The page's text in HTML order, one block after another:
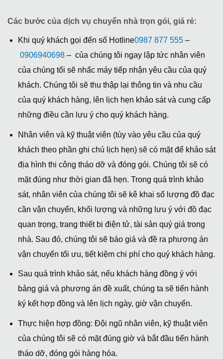
Các bước của dịch vụ chuyển nhà trọn gói, giá rẻ:
Khi quý khách gọi đến số Hotline0987 877 555–
0906940698– của chúng tôi ngay lập tức nhân viên
của chúng tối sẽ nhấc máy tiếp nhận yêu cầu của quý
khách. Chúng tôi sẽ thu thập lại thông tin và nhu cầu
của quý khách hàng, lên lịch hẹn khảo sát và cung cấp
những điều cần lưu ý cho quý khách hàng.
Nhân viên và kỹ thuật viên (tùy vào yêu cầu của quý
khách theo phần ghi chú lịch hẹn) sẽ có mặt để khảo sát
địa hình thi công tháo dỡ và đóng gói. Chúng tôi sẽ có
mặt đúng như thời gian đã hẹn. Trong quá trình khảo
sát, nhân viên của chúng tôi sẽ kê khai số lượng đồ đạc
cần vận chuyển, khối lượng và những lưu ý với đồ đạc
quan trọng, trang thiết bị điện tử, tài sản quý giá trong
nhà. Sau đó, chúng tôi sẽ báo giá và đề ra phương án
vận chuyển tối ưu, tiết kiệm chi phí cho quý khách hàng.
Sau quá trình khảo sát, nếu khách hàng đồng ý với
bảng giá và phương án đề xuất, chúng ta sẽ tiến hành
ký kết hợp đồng và lên lịch ngày, giờ vận chuyển.
Thực hiện hợp đồng: Đội ngũ nhân viên, kỹ thuật viên
của chúng tôi sẽ có mặt đúng giờ và bắt đầu tiến hành
tháo dỡ, đóng gói hàng hóa.